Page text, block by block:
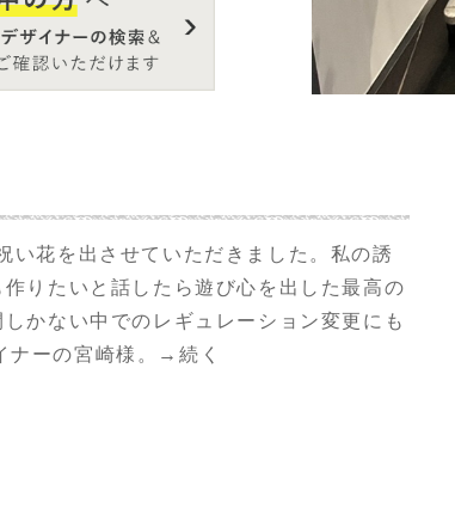
は今年活動20周年で
せていただきまし
い花を出させていただきました。私の誘
りたいと話したら遊び心を出した最高の
かない中でのレギュレーション変更にも
ナーの宮崎様。→続く